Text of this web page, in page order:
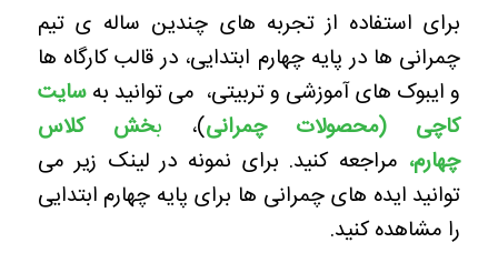
برای استفاده از تجربه های چندین ساله ی تیم
چمرانی ها در پایه چهارم ابتدایی، در قالب کارگاه ها
و ایبوک های آموزشی و تربیتی، می توانید بهسایت
کاچی (محصولات چمرانی)، بخش کلاس
چهارم، مراجعه کنید. برای نمونه در لینک زیر می
توانید ایده های چمرانی ها برای پایه چهارم ابتدایی
را مشاهده کنید.